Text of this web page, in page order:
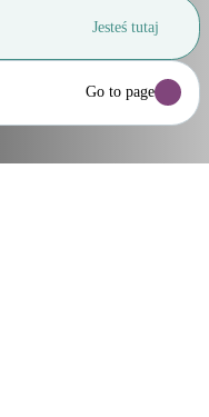
Jesteś tutaj
Go to page